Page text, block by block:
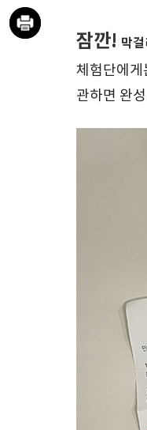
잠깐! 막
체험단에게
관하면 완성